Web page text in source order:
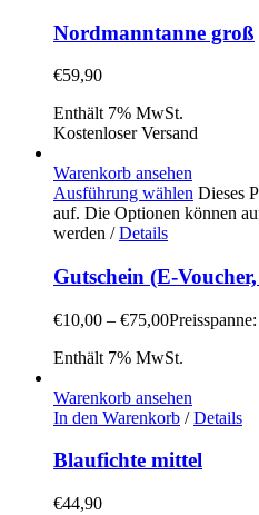
Nordmanntanne groß
€59,90
Enthält 7% MwSt.
Kostenloser Versand
Warenkorb ansehen
Ausführung wählen Dieses
auf. Die Optionen können
werden / Details
Gutschein (E-
€10,00 – €75,00
Enthält 7% MwSt.
Warenkorb ansehen
In den Warenkorb / Details
Blaufichte mittel
€44,90